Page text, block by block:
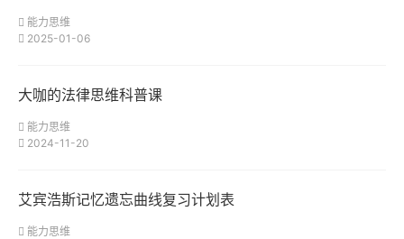
能力思维
2025-01-06
大咖的法律思维科普课
能力思维
2024-11-20
艾宾浩斯记忆遗忘曲线复习计划表
能力思维